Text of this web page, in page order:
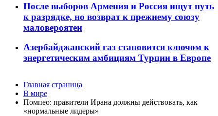
После выборов Армения и Россия ищут путь
к разрядке, но возврат к прежнему союзу
маловероятен
Азербайджанский газ становится ключом к
энергетическим амбициям Турции в Европе
Главная страница
В мире
Помпео: правители Ирана должны действовать, как
«нормальные лидеры»